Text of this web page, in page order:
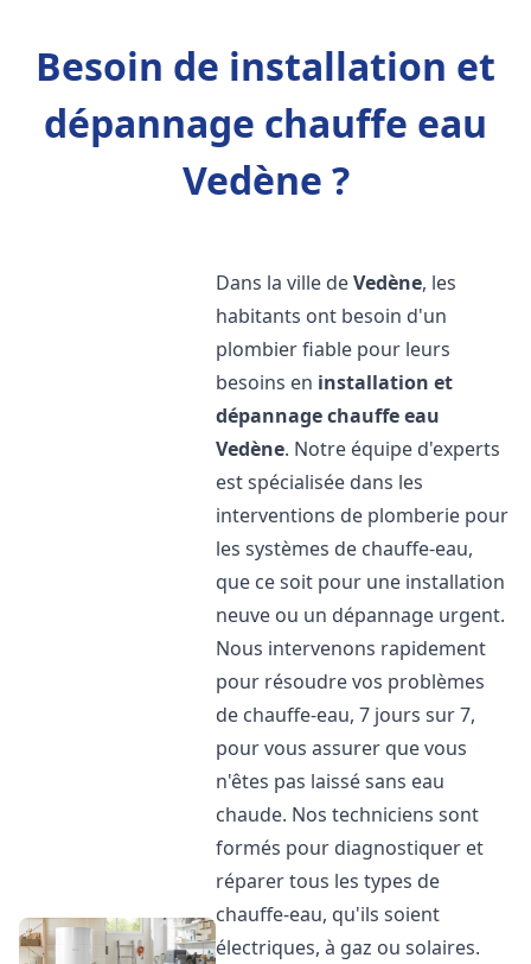
Besoin de installation et
dépannage chauffe eau
Vedène ?
Dans la ville deVedène, les
habitants ont besoin d'un
plombier fiable pour leurs
besoins en installation et
dépannage chauffe eau
Vedène. Notre équipe d'experts
est spécialisée dans les
interventions de plomberie pour
les systèmes de chauffe-eau,
que ce soit pour une installation
neuve ou un dépannage urgent.
Nous intervenons rapidement
pour résoudre vos problèmes
de chauffe-eau, 7 jours sur 7,
pour vous assurer que vous
n'êtes pas laissé sans eau
chaude. Nos techniciens sont
formés pour diagnostiquer et
réparer tous les types de
chauffe-eau, qu'ils soient
électriques, à gaz ou solaires.